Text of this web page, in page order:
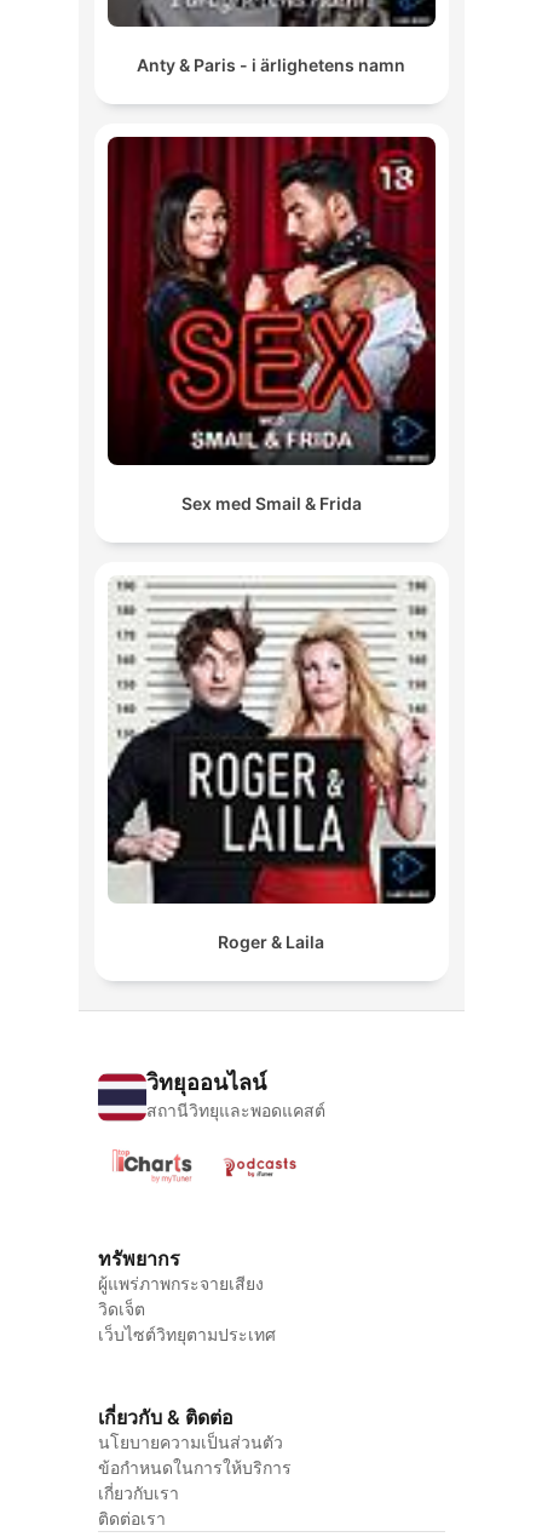
Anty & Paris - i ärlighetens namn
Sex med Smail & Frida
Roger & Laila
วิทยุออนไลน์
สถานีวิทยุและพอดแคสต์
ทรัพยากร
ผู้แพร่ภาพกระจายเสียง
วิดเจ็ต
เว็บไซต์วิทยุตามประเทศ
เกี่ยวกับ & ติดต่อ
นโยบายความเป็นส่วนตัว
ข้อกำหนดในการให้บริการ
เกี่ยวกับเรา
ติดต่อเรา